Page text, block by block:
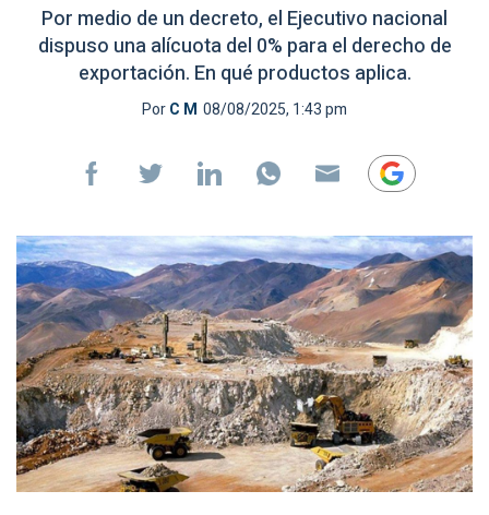
Por medio de un decreto, el Ejecutivo nacional
dispuso una alícuota del 0% para el derecho de
exportación. En qué productos aplica.
PorC M 08/08/2025, 1:43 pm